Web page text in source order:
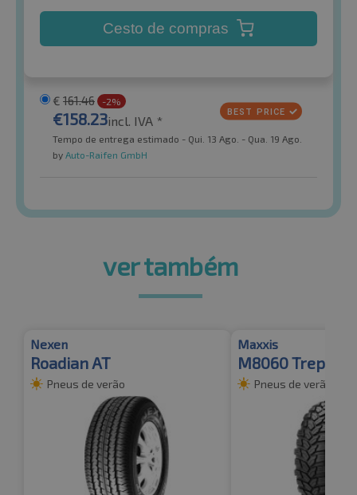
Cesto de compras
€ 161.46 -2%
€158.23incl. IVA *
Tempo de entrega estimado - Qui. 13 Ago. - Qua. 19 Ago.
by Auto-Raifen GmbH
ver também
Nexen
Roadian AT
Pneus de verão
Maxxis
M8060
Pneus de verão